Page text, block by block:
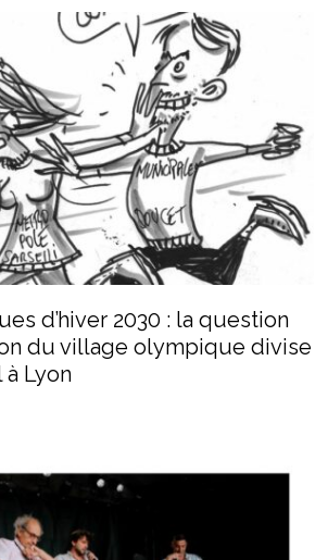
d’hiver 2030 : la question
du village olympique divise
à Lyon